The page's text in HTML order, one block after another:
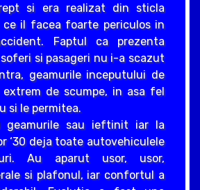
si era realizat din sticla
ce il facea foarte periculos in
Faptul ca prezenta
si pasageri nu i-a scazut
geamurile inceputului de
extrem de scumpe, in asa fel
si le permitea.
geamurile sau ieftinit iar la
‘30 deja toate autovehiculele
Au aparut usor, usor,
si plafonul, iar confortul a